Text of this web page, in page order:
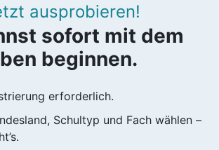
ausprobieren!
sofort mit dem
beginnen.
erforderlich.
Schultyp und Fach wählen –